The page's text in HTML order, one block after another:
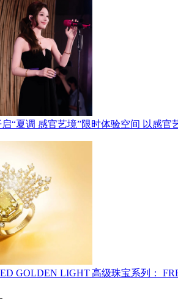
“夏调 感官艺境”限时体验空间 以感官
GOLDEN LIGHT 高级珠宝系列：